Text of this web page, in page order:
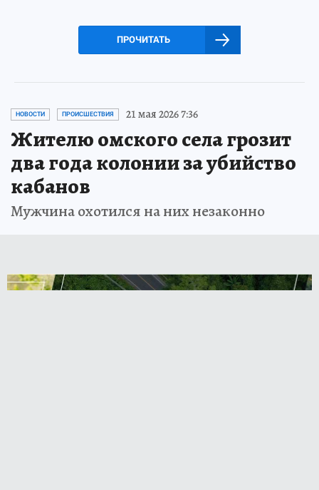
ПРОЧИТАТЬ
НОВОСТИ ПРОИСШЕСТВИЯ 21 мая 2026 7:36
Жителю омского села грозит
два года колонии за убийство
кабанов
Мужчина охотился на них незаконно